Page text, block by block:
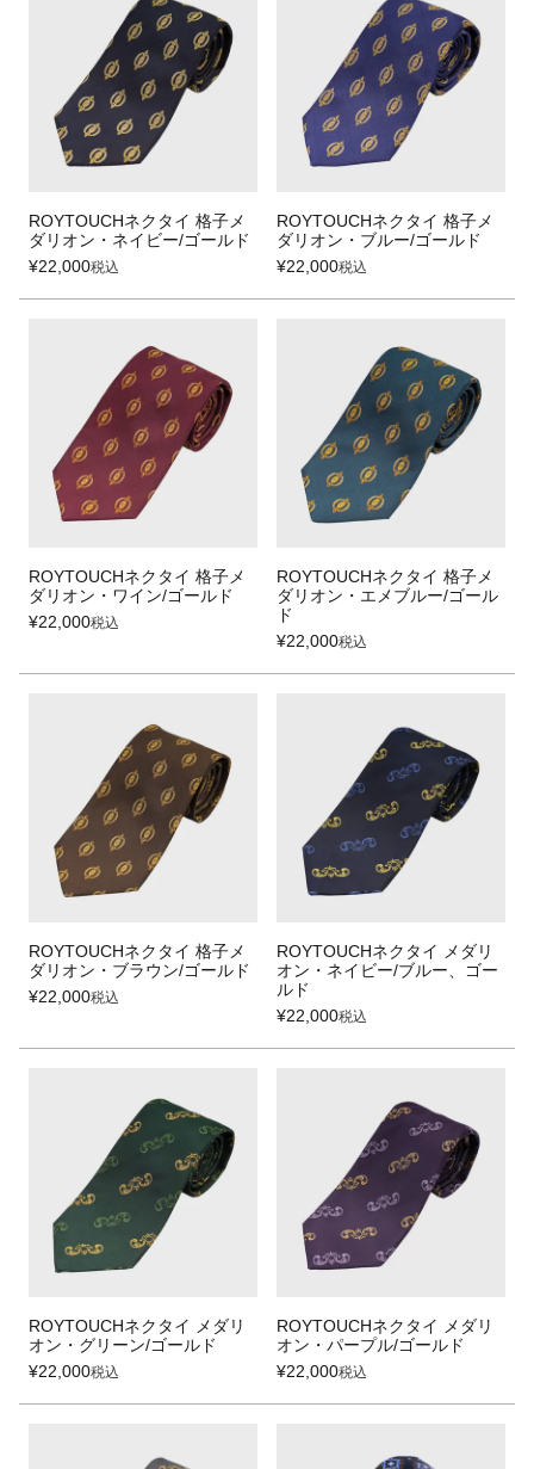
ROYTOUCHネクタイ 格子メ
ダリオン・ネイビー/ゴールド
¥22,000税込
ROYTOUCHネクタイ 格子メ
ダリオン・ブルー/ゴールド
¥22,000税込
ROYTOUCHネクタイ 格子メ
ダリオン・ワイン/ゴールド
¥22,000税込
ROYTOUCHネクタイ 格子メ
ダリオン・エメブルー/ゴール
ド
¥22,000税込
ROYTOUCHネクタイ 格子メ
ダリオン・ブラウン/ゴールド
¥22,000税込
ROYTOUCHネクタイ メダリ
オン・ネイビー/ブルー、ゴー
ルド
¥22,000税込
ROYTOUCHネクタイ メダリ
オン・グリーン/ゴールド
¥22,000税込
ROYTOUCHネクタイ メダリ
オン・パープル/ゴールド
¥22,000税込